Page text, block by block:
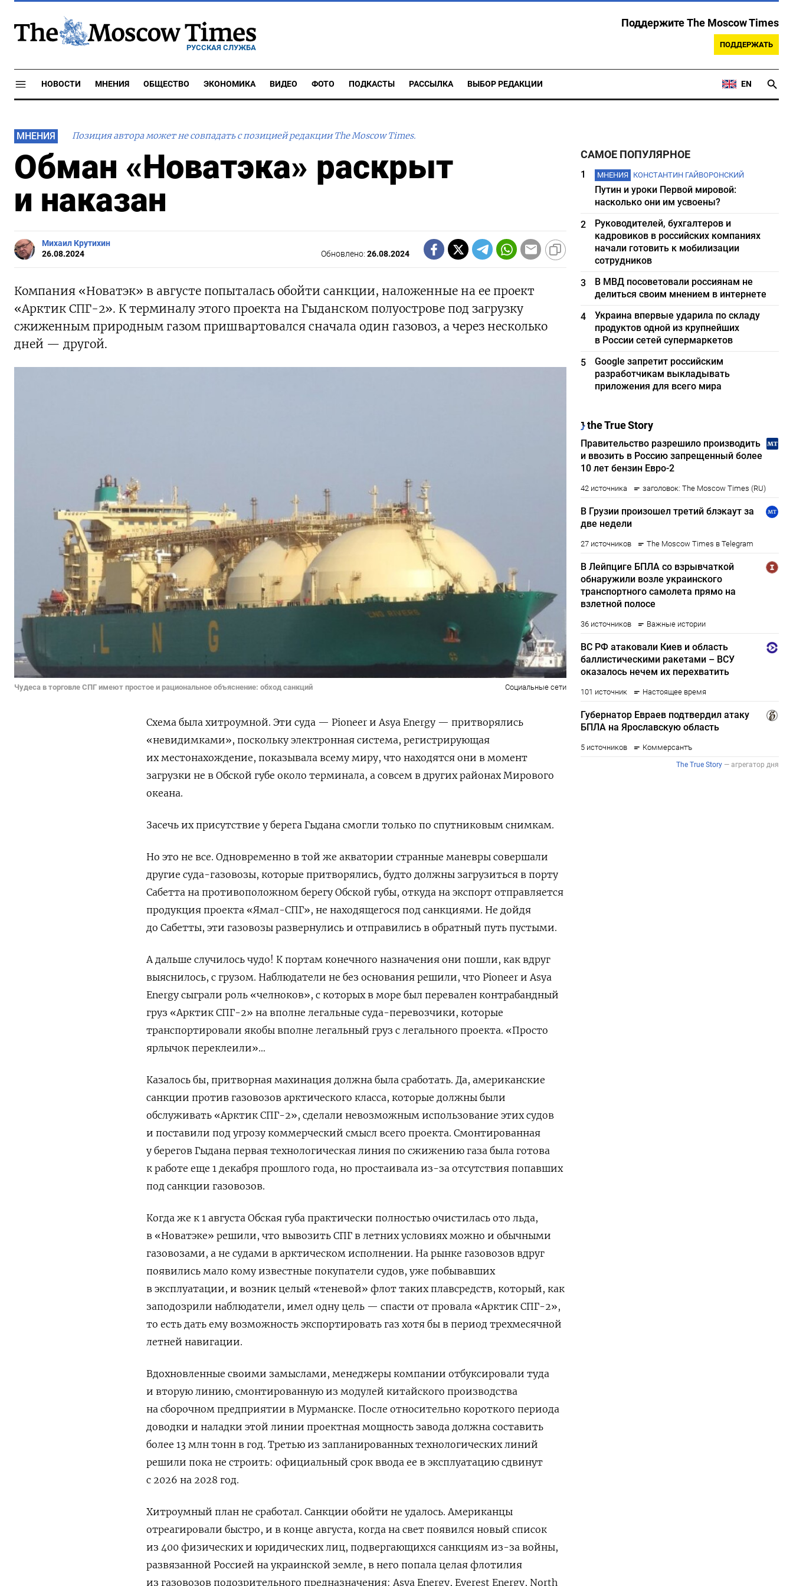
РУССКАЯ СЛУЖБА
Поддержите The Moscow Times
ПОДДЕРЖАТЬ
НОВОСТИ МНЕНИЯ ОБЩЕСТВО ЭКОНОМИКА ВИДЕО ФОТО ПОДКАСТЫ РАССЫЛКА ВЫБОР РЕДАКЦИИ EN
МНЕНИЯ Позиция автора может не совпадать с позицией редакции The Moscow Times.
Обман «Новатэка» раскрыт
и наказан
Михаил Крутихин
26.08.2024
Обновлено:26.08.2024
Компания «Новатэк» в августе попыталась обойти санкции, наложенные на ее проект
«Арктик СПГ-2». К терминалу этого проекта на Гыданском полуострове под загрузку
сжиженным природным газом пришвартовался сначала один газовоз, а через несколько
дней — другой.
Чудеса в торговле СПГ имеют простое и рациональное объяснение: обход санкций Социальные сети
Схема была хитроумной. Эти суда — Pioneer и Asya Energy — притворялись
«невидимками», поскольку электронная система, регистрирующая
их местонахождение, показывала всему миру, что находятся они в момент
загрузки не в Обской губе около терминала, а совсем в других районах Мирового
океана.
Засечь их присутствие у берега Гыдана смогли только по спутниковым снимкам.
Но это не все. Одновременно в той же акватории странные маневры совершали
другие суда-газовозы, которые притворялись, будто должны загрузиться в порту
Сабетта на противоположном берегу Обской губы, откуда на экспорт отправляется
продукция проекта «Ямал-СПГ», не находящегося под санкциями. Не дойдя
до Сабетты, эти газовозы развернулись и отправились в обратный путь пустыми.
А дальше случилось чудо! К портам конечного назначения они пошли, как вдруг
выяснилось, с грузом. Наблюдатели не без основания решили, что Pioneer и Asya
Energy сыграли роль «челноков», с которых в море был перевален контрабандный
груз «Арктик СПГ-2» на вполне легальные суда-перевозчики, которые
транспортировали якобы вполне легальный груз с легального проекта. «Просто
ярлычок переклеили»…
Казалось бы, притворная махинация должна была сработать. Да, американские
санкции против газовозов арктического класса, которые должны были
обслуживать «Арктик СПГ-2», сделали невозможным использование этих судов
и поставили под угрозу коммерческий смысл всего проекта. Смонтированная
у берегов Гыдана первая технологическая линия по сжижению газа была готова
к работе еще 1 декабря прошлого года, но простаивала из-за отсутствия попавших
под санкции газовозов.
Когда же к 1 августа Обская губа практически полностью очистилась ото льда,
в «Новатэке» решили, что вывозить СПГ в летних условиях можно и обычными
газовозами, а не судами в арктическом исполнении. На рынке газовозов вдруг
появились мало кому известные покупатели судов, уже побывавших
в эксплуатации, и возник целый «теневой» флот таких плавсредств, который, как
заподозрили наблюдатели, имел одну цель — спасти от провала «Арктик СПГ-2»,
то есть дать ему возможность экспортировать газ хотя бы в период трехмесячной
летней навигации.
Вдохновленные своими замыслами, менеджеры компании отбуксировали туда
и вторую линию, смонтированную из модулей китайского производства
на сборочном предприятии в Мурманске. После относительно короткого периода
доводки и наладки этой линии проектная мощность завода должна составить
более 13 млн тонн в год. Третью из запланированных технологических линий
решили пока не строить: официальный срок ввода ее в эксплуатацию сдвинут
с 2026 на 2028 год.
Хитроумный план не сработал. Санкции обойти не удалось. Американцы
отреагировали быстро, и в конце августа, когда на свет появился новый список
из 400 физических и юридических лиц, подвергающихся санкциям из-за войны,
развязанной Россией на украинской земле, в него попала целая флотилия
из газовозов подозрительного предназначения: Asya Energy, Everest Energy, North
САМОЕ ПОПУЛЯРНОЕ
1 МНЕНИЯ КОНСТАНТИН ГАЙВОРОНСКИЙ
Путин и уроки Первой мировой:
насколько они им усвоены?
2
Руководителей, бухгалтеров и
кадровиков в российских компаниях
начали готовить к мобилизации
сотрудников
3
В МВД посоветовали россиянам не
делиться своим мнением в интернете
4
Украина впервые ударила по складу
продуктов одной из крупнейших
в России сетей супермаркетов
5
Google запретит российским
разработчикам выкладывать
приложения для всего мира